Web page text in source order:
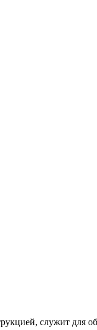
служит для